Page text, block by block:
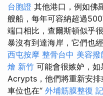
台胞證 其他港口，例如佛
艘船，每年可容納超過500
端口相比，查爾斯頓似乎
暴沒有到達海岸，它們也
西屯按摩 整骨台中 美容撥
燴 新竹 可能會很嫉妒，
Acrypts，他們將重新安排
車位也在“ 外埔筋膜整復